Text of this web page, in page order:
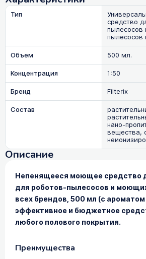
Тип
средство
пылесосов
Объем
500 мл.
Концентрация
1:50
Бренд
Filterix
Состав
нано-
вещества,
Описание
Непенящееся моющее средство
для роботов-пылесосов и
всех брендов, 500 мл (с
эффективное и бюджетное
любого полового покрытия.
Преимущества